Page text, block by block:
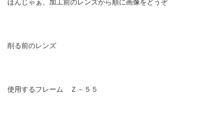
ほんじゃぁ、加工前のレンズから順に画像をどうぞ
削る前のレンズ
使用するフレーム Ｚ－５５